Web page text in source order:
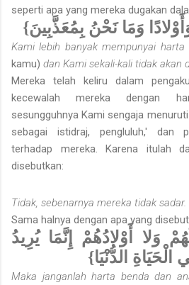
seperti apa yang mereka dugakan
وَمَا نَحْنُ بِمُعَذَّبِينَ}
Kami lebih banyak mempunyai harta
kamu) dan Kami sekali-kali tidak akan
Mereka telah keliru dalam
kecewalah mereka dengan
sesungguhnya Kami sengaja
sebagai istidraj, pengluluh,' dan
terhadap mereka. Karena itulah
disebutkan:
Tidak, sebenarnya mereka tidak sadar.
Sama halnya dengan apa yang
وَلا أَوْلادُهُمْ إِنَّمَا يُرِيدُ
الْحَيَاةِ الدُّنْيَا}
Maka janganlah harta benda dan